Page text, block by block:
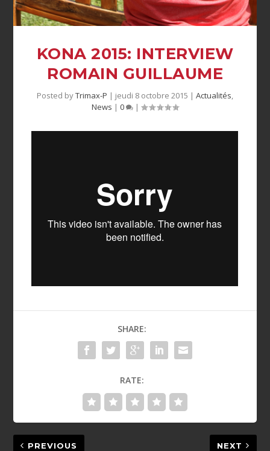
KONA 2015: INTERVIEW
ROMAIN GUILLAUME
Posted byTrimax-P | jeudi 8 octobre 2015 | Actualités,
News | 0 |
SHARE:
RATE:
PREVIOUS NEXT